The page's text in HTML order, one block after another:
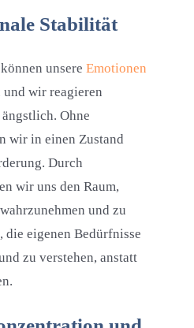
Stabilität
unsere Emotionen
wir reagieren
Ohne
wir in einen Zustand
Durch
wir uns den Raum,
und zu
eigenen Bedürfnisse
zu verstehen, anstatt